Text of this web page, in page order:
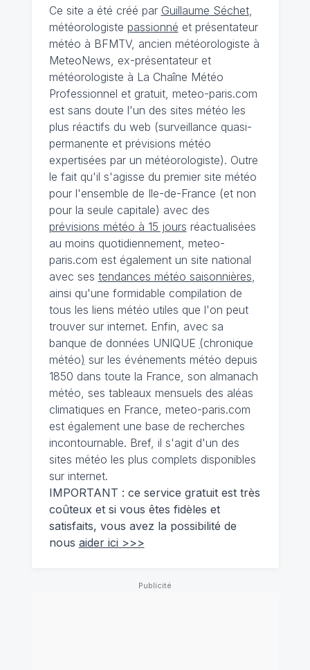
Ce site a été créé par Guillaume Séchet,
météorologiste passionné et présentateur
météo à BFMTV, ancien météorologiste à
MeteoNews, ex-présentateur et
météorologiste à La Chaîne Météo
Professionnel et gratuit, meteo-paris.com
est sans doute l'un des sites météo les
plus réactifs du web (surveillance quasi-
permanente et prévisions météo
expertisées par un météorologiste). Outre
le fait qu'il s'agisse du premier site météo
pour l'ensemble de Ile-de-France (et non
pour la seule capitale) avec des
prévisions météo à 15 jours réactualisées
au moins quotidiennement, meteo-
paris.com est également un site national
avec ses tendances météo saisonnières
ainsi qu'une formidable compilation de
tous les liens météo utiles que l'on peut
trouver sur internet. Enfin, avec sa
banque de données UNIQUE (chronique
météo) sur les événements météo depuis
1850 dans toute la France, son almanach
météo, ses tableaux mensuels des aléas
climatiques en France, meteo-paris.com
est également une base de recherches
incontournable. Bref, il s'agit d'un des
sites météo les plus complets disponibles
sur internet.
IMPORTANT : ce service gratuit est très
coûteux et si vous êtes fidèles et
satisfaits, vous avez la possibilité de
nous aider ici >>>